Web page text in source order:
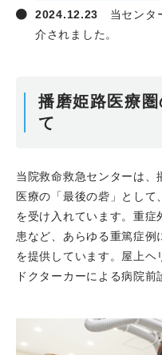
2024.12.23 当センタ
介されました。
播磨姫路医療
て
当院救命救急センターは、
医療の「最後の砦」とし
を受け入れています。重
患など、あらゆる重篤症例
を提供しています。屋上ヘ
ドクターカーによる病院前